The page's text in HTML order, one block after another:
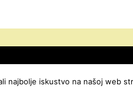
najbolje iskustvo na našoj web